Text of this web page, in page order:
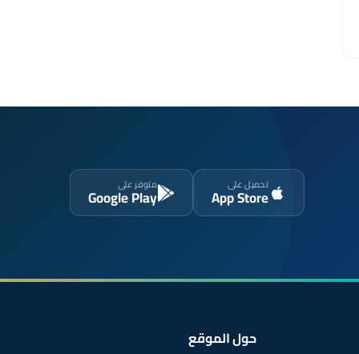
تحميل على
App Store
متوفر على
Google Play
حول الموقع